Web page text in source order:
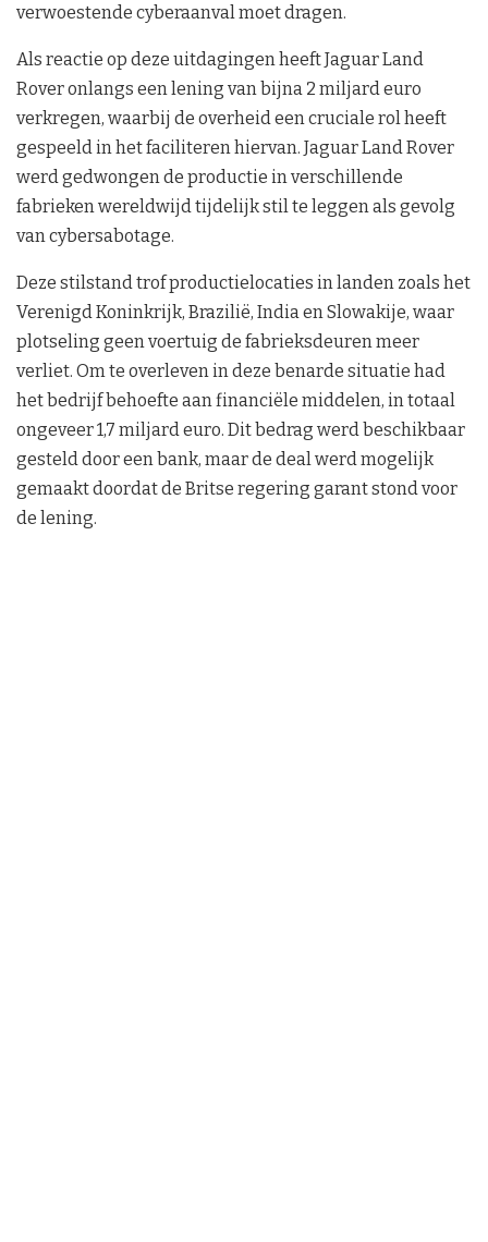
verwoestende cyberaanval moet dragen.
Als reactie op deze uitdagingen heeft Jaguar Land
Rover onlangs een lening van bijna 2 miljard euro
verkregen, waarbij de overheid een cruciale rol heeft
gespeeld in het faciliteren hiervan. Jaguar Land Rover
werd gedwongen de productie in verschillende
fabrieken wereldwijd tijdelijk stil te leggen als gevolg
van cybersabotage.
Deze stilstand trof productielocaties in landen zoals het
Verenigd Koninkrijk, Brazilië, India en Slowakije, waar
plotseling geen voertuig de fabrieksdeuren meer
verliet. Om te overleven in deze benarde situatie had
het bedrijf behoefte aan financiële middelen, in totaal
ongeveer 1,7 miljard euro. Dit bedrag werd beschikbaar
gesteld door een bank, maar de deal werd mogelijk
gemaakt doordat de Britse regering garant stond voor
de lening.